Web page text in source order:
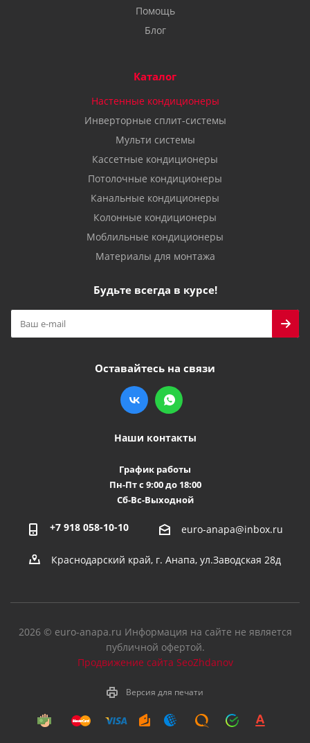
Помощь
Блог
Каталог
Настенные кондиционеры
Инверторные сплит-системы
Мульти системы
Кассетные кондиционеры
Потолочные кондиционеры
Канальные кондиционеры
Колонные кондиционеры
Моблильные кондиционеры
Материалы для монтажа
Будьте всегда в курсе!
Оставайтесь на связи
Наши контакты
График работы
Пн-Пт с 9:00 до 18:00
Сб-Вс-Выходной
+7 918 058-10-10 euro-anapa@inbox.ru
Краснодарский край, г. Анапа, ул.Заводская 28д
2026 © euro-anapa.ru Информация на сайте не является
публичной офертой.
Продвижение сайта SeoZhdanov
Версия для печати